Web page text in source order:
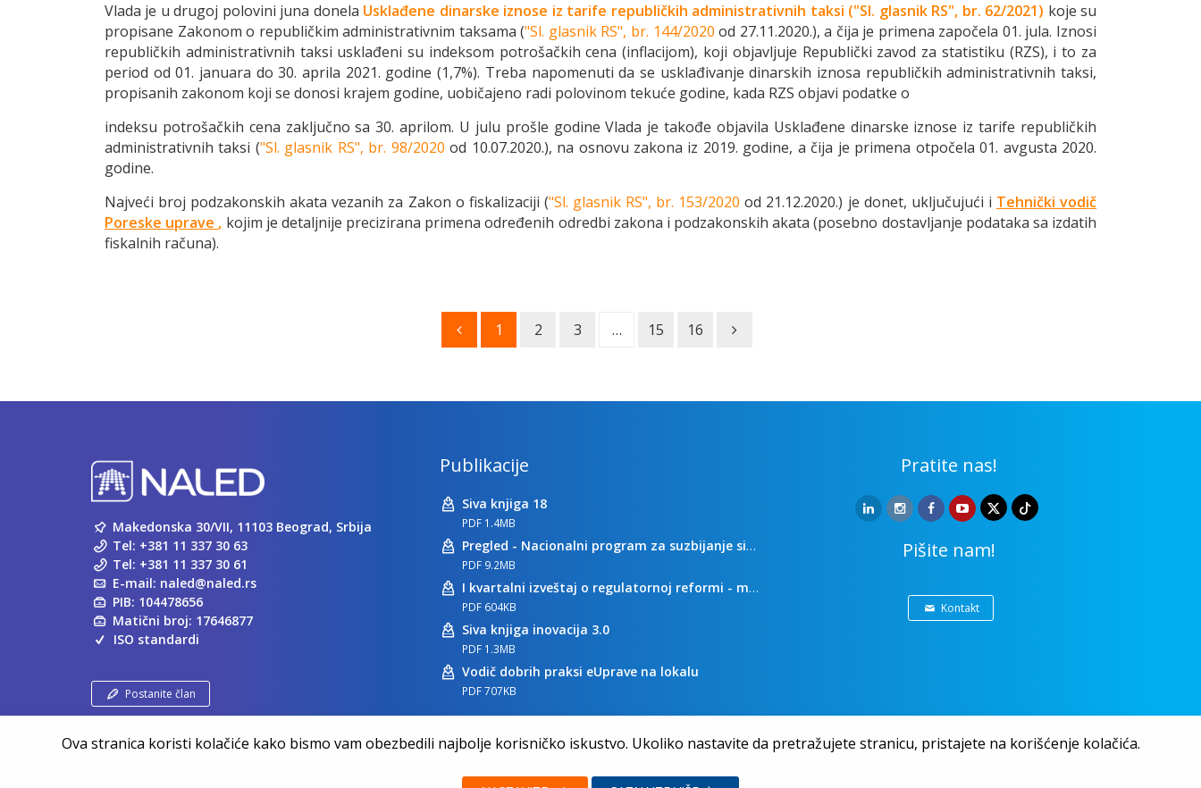
Vlada je u drugoj polovini juna donela Usklađene dinarske iznose iz tarife republičkih administrativnih taksi ("Sl. glasnik RS", br. 62/2021) koje su
propisane Zakonom o republičkim administrativnim taksama ("Sl. glasnik RS", br. 144/2020 od 27.11.2020.), a čija je primena započela 01. jula. Iznosi
republičkih administrativnih taksi usklađeni su indeksom potrošačkih cena (inflacijom), koji objavljuje Republički zavod za statistiku (RZS), i to za
period od 01. januara do 30. aprila 2021. godine (1,7%). Treba napomenuti da se usklađivanje dinarskih iznosa republičkih administrativnih taksi,
propisanih zakonom koji se donosi krajem godine, uobičajeno radi polovinom tekuće godine, kada RZS objavi podatke o
indeksu potrošačkih cena zaključno sa 30. aprilom. U julu prošle godine Vlada je takođe objavila Usklađene dinarske iznose iz tarife republičkih
administrativnih taksi ("Sl. glasnik RS", br. 98/2020od 10.07.2020.), na osnovu zakona iz 2019. godine, a čija je primena otpočela 01. avgusta 2020.
godine.
Najveći broj podzakonskih akata vezanih za Zakon o fiskalizaciji ("Sl. glasnik RS", br. 153/2020 od 21.12.2020.) je donet, uključujući i Tehnički vodič
Poreske uprave , kojim je detaljnije precizirana primena određenih odredbi zakona i podzakonskih akata (posebno dostavljanje podataka sa izdatih
fiskalnih računa).
1 2 3 … 15 16
Makedonska 30/VII, 11103 Beograd, Srbija
Tel: +381 11 337 30 63
Tel: +381 11 337 30 61
E-mail: naled@naled.rs
PIB: 104478656
Matični broj: 17646877
ISO standardi
Postanite član
Publikacije
Siva knjiga 18
PDF 1.4MB
Pregled - Nacionalni program za suzbijanje sive ekonomije
PDF 9.2MB
I kvartalni izveštaj o regulatornoj reformi - maj 2023
PDF 604KB
Siva knjiga inovacija 3.0
PDF 1.3MB
Vodič dobrih praksi eUprave na lokalu
PDF 707KB
Pratite nas!
Pišite nam!
Kontakt
| 20 godina zajedno činimo razliku | Sva prava zadržana 2026.
Ova stranica koristi kolačiće kako bismo vam obezbedili najbolje korisničko iskustvo. Ukoliko nastavite da pretražujete stranicu, pristajete na korišćenje kolačića.